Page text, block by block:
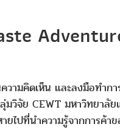
คิดเห็น และลงมือทำกา
จัย CEWT มหาวิทยาลั
ที่นำความรู้จากการค้าข